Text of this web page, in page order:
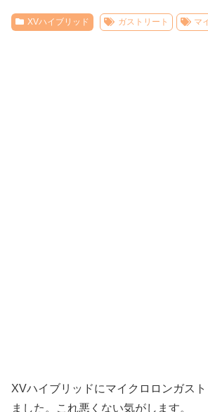
XVハイブリッド ガストリート マ
XVハイブリッドにマイクロロンガス
ました。これ悪くない気がします。